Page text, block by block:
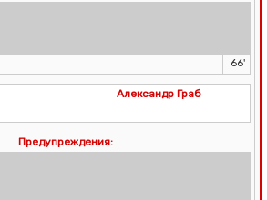
66'
Александр Граб
Предупреждения: